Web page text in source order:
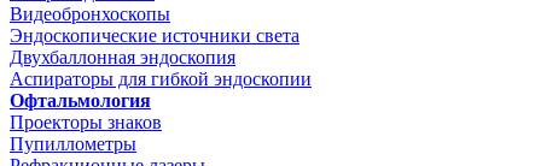
Видеобронхоскопы
Эндоскопические источники света
Двухбаллонная эндоскопия
Аспираторы для гибкой эндоскопии
Офтальмология
Проекторы знаков
Пупиллометры